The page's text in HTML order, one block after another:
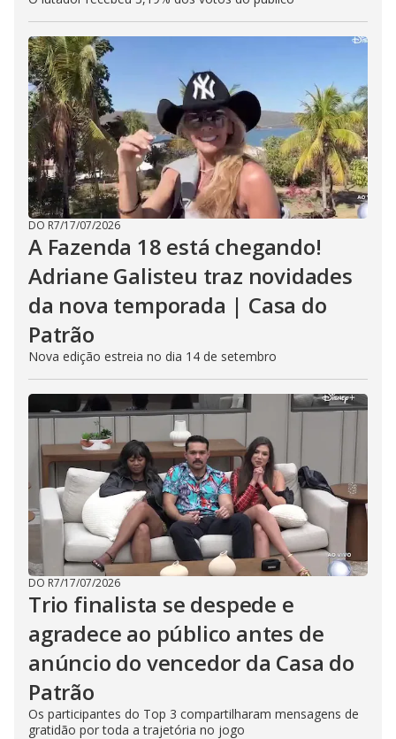
DO R7/17/07/2026
A Fazenda 18 está chegando!
Adriane Galisteu traz novidades
da nova temporada | Casa do
Patrão
Nova edição estreia no dia 14 de setembro
DO R7/17/07/2026
Trio finalista se despede e
agradece ao público antes de
anúncio do vencedor da Casa do
Patrão
Os participantes do Top 3 compartilharam mensagens de
gratidão por toda a trajetória no jogo